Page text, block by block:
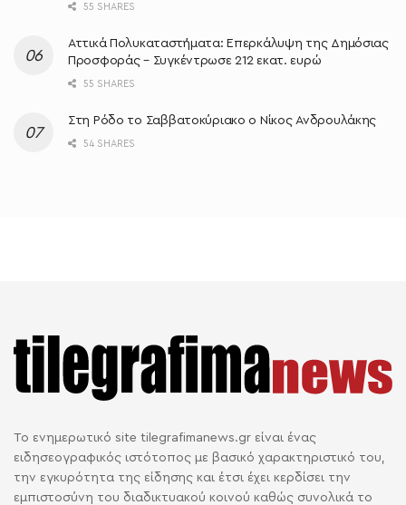
55 SHARES
Αττικά Πολυκαταστήματα: Επερκάλυψη της Δημόσιας
Προσφοράς – Συγκέντρωσε 212 εκατ. ευρώ
55 SHARES
Στη Ρόδο το Σαββατοκύριακο ο Νίκος Ανδρουλάκης
54 SHARES
Το ενημερωτικό site tilegrafimanews.gr είναι ένας
ειδησεογραφικός ιστότοπος με βασικό χαρακτηριστικό του,
την εγκυρότητα της είδησης και έτσι έχει κερδίσει την
εμπιστοσύνη του διαδικτυακού κοινού καθώς συνολικά το